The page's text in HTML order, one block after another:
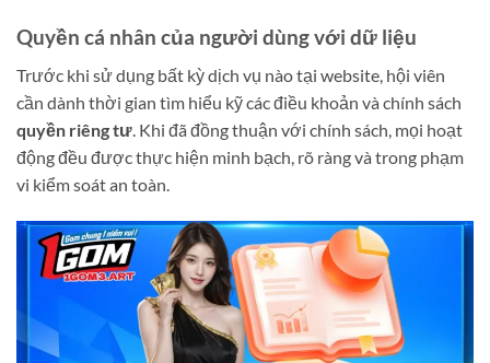
Quyền cá nhân của người dùng với dữ liệu
Trước khi sử dụng bất kỳ dịch vụ nào tại website, hội viên
cần dành thời gian tìm hiểu kỹ các điều khoản và chính sách
quyền riêng tư. Khi đã đồng thuận với chính sách, mọi hoạt
động đều được thực hiện minh bạch, rõ ràng và trong phạm
vi kiểm soát an toàn.